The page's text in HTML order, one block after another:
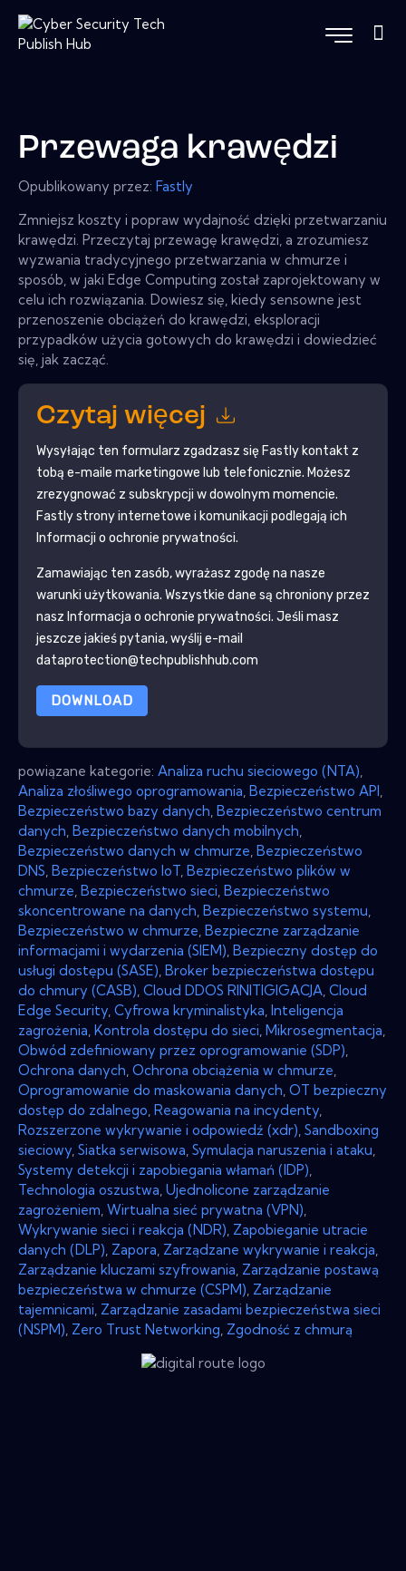
Przewaga krawędzi
Opublikowany przez: Fastly
Zmniejsz koszty i popraw wydajność dzięki przetwarzaniu
krawędzi. Przeczytaj przewagę krawędzi, a zrozumiesz
wyzwania tradycyjnego przetwarzania w chmurze i
sposób, w jaki Edge Computing został zaprojektowany w
celu ich rozwiązania. Dowiesz się, kiedy sensowne jest
przenoszenie obciążeń do krawędzi, eksploracji
przypadków użycia gotowych do krawędzi i dowiedzieć
się, jak zacząć.
Czytaj więcej
Wysyłając ten formularz zgadzasz się Fastlykontakt z
tobą e-maile marketingowe lub telefonicznie. Możesz
zrezygnować z subskrypcji w dowolnym momencie.
Fastlystrony internetowe i komunikacji podlegają ich
Informacji o ochronie prywatności.
Zamawiając ten zasób, wyrażasz zgodę na nasze
warunki użytkowania. Wszystkie dane są chroniony przez
nasz Informacja o ochronie prywatności. Jeśli masz
jeszcze jakieś pytania, wyślij e-mail
dataprotection@techpublishhub.com
DOWNLOAD
powiązane kategorie: Analiza ruchu sieciowego (NTA)
Analiza złośliwego oprogramowania Bezpieczeństwo API
Bezpieczeństwo bazy danych Bezpieczeństwo centrum
danych Bezpieczeństwo danych mobilnych
Bezpieczeństwo danych w chmurze Bezpieczeństwo
DNS Bezpieczeństwo IoT Bezpieczeństwo plików w
chmurze Bezpieczeństwo sieci Bezpieczeństwo
skoncentrowane na danych Bezpieczeństwo systemu
Bezpieczeństwo w chmurze Bezpieczne zarządzanie
informacjami i wydarzenia (SIEM) Bezpieczny dostęp do
usługi dostępu (SASE) Broker bezpieczeństwa dostępu
do chmury (CASB) Cloud DDOS RINITIGIGACJA Cloud
Edge Security Cyfrowa kryminalistyka Inteligencja
zagrożenia Kontrola dostępu do sieci Mikrosegmentacja
Obwód zdefiniowany przez oprogramowanie (SDP)
Ochrona danych Ochrona obciążenia w chmurze
Oprogramowanie do maskowania danych OT bezpieczny
dostęp do zdalnego Reagowania na incydenty
Rozszerzone wykrywanie i odpowiedź (xdr) Sandboxing
sieciowy Siatka serwisowa Symulacja naruszenia i ataku
Systemy detekcji i zapobiegania włamań (IDP)
Technologia oszustwa Ujednolicone zarządzanie
zagrożeniem Wirtualna sieć prywatna (VPN)
Wykrywanie sieci i reakcja (NDR) Zapobieganie utracie
danych (DLP) Zapora Zarządzane wykrywanie i reakcja
Zarządzanie kluczami szyfrowania Zarządzanie postawą
bezpieczeństwa w chmurze (CSPM) Zarządzanie
tajemnicami Zarządzanie zasadami bezpieczeństwa sieci
(NSPM) Zero Trust Networking Zgodność z chmurą